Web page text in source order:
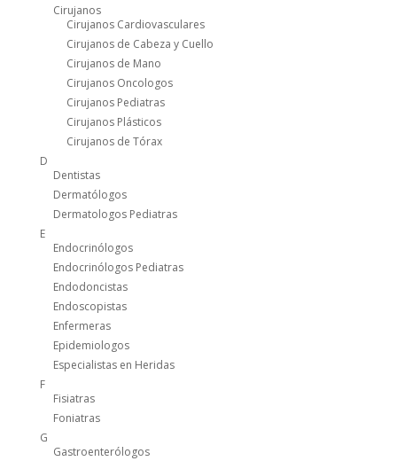
Cirujanos
Cirujanos Cardiovasculares
Cirujanos de Cabeza y Cuello
Cirujanos de Mano
Cirujanos Oncologos
Cirujanos Pediatras
Cirujanos Plásticos
Cirujanos de Tórax
D
Dentistas
Dermatólogos
Dermatologos Pediatras
E
Endocrinólogos
Endocrinólogos Pediatras
Endodoncistas
Endoscopistas
Enfermeras
Epidemiologos
Especialistas en Heridas
F
Fisiatras
Foniatras
G
Gastroenterólogos